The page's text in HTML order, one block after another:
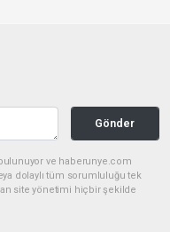
Gönder
ve haberunye.com
dolaylı tüm sorumluluğu tek
site yönetimi hiçbir şekilde